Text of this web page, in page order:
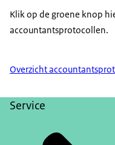
Klik op de groene knop
accountantsprotocollen.
Overzicht
Service